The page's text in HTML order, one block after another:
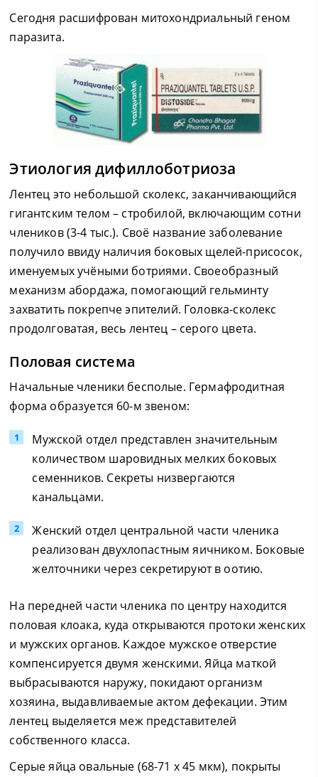
Сегодня расшифрован митохондриальный геном
паразита.
Этиология дифиллоботриоза
Лентец это небольшой сколекс, заканчивающийся
гигантским телом – стробилой, включающим сотни
члеников (3-4 тыс.). Своё название заболевание
получило ввиду наличия боковых щелей-присосок,
именуемых учёными ботриями. Своеобразный
механизм абордажа, помогающий гельминту
захватить покрепче эпителий. Головка-сколекс
продолговатая, весь лентец – серого цвета.
Половая система
Начальные членики бесполые. Гермафродитная
форма образуется 60-м звеном:
Мужской отдел представлен значительным
количеством шаровидных мелких боковых
семенников. Секреты низвергаются
канальцами.
Женский отдел центральной части членика
реализован двухлопастным яичником. Боковые
желточники через секретируют в оотию.
На передней части членика по центру находится
половая клоака, куда открываются протоки женских
и мужских органов. Каждое мужское отверстие
компенсируется двумя женскими. Яйца маткой
выбрасываются наружу, покидают организм
хозяина, выдавливаемые актом дефекации. Этим
лентец выделяется меж представителей
собственного класса.
Серые яйца овальные (68-71 х 45 мкм), покрыты